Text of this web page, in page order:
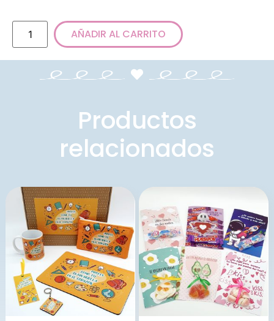
AÑADIR AL CARRITO
Productos
relacionados